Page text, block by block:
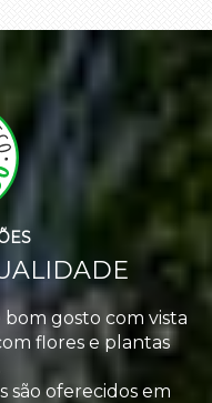
gosto com vista
flores e plantas
são oferecidos em